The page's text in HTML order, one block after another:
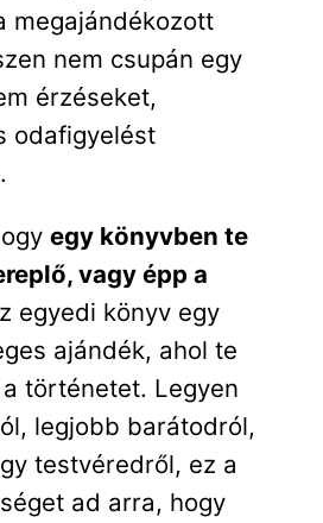
megajándékozott
nem csupán egy
érzéseket,
odafigyelést
egy könyvben te
vagy épp a
egyedi könyv egy
ajándék, ahol te
történetet. Legyen
legjobb barátodról,
testvéredről, ez a
ad arra, hogy